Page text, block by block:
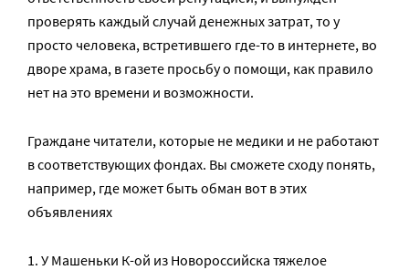
проверять каждый случай денежных затрат, то у
просто человека, встретившего где-то в интернете, во
дворе храма, в газете просьбу о помощи, как правило
нет на это времени и возможности.
Граждане читатели, которые не медики и не работают
в соответствующих фондах. Вы сможете сходу понять,
например, где может быть обман вот в этих
объявлениях
У Машеньки К-ой из Новороссийска тяжелое